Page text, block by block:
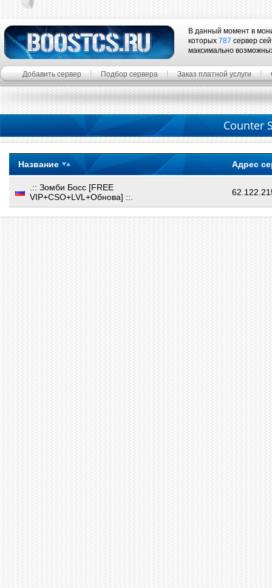
В данный момент в
которых 787 сервер
максимально
Добавить сервер Подбор сервера Заказ платной услуги
Counter
Название Адрес
.:: Зомби Босс [FREE
VIP+CSO+LVL+Обнова] ::.